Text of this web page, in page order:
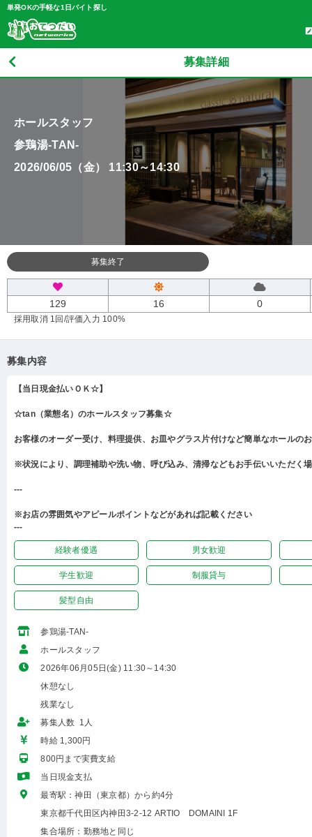
単発OKの手軽な1日バイト探し
募集詳細
ホールスタッフ
参鶏湯-TAN-
2026/06/05（金） 11:30～14:30
募集終了
129 16 0
採用取消 1回 /評価入力 100%
募集内容
【当日現金払いＯＫ☆】
☆tan（業態名）のホールスタッフ募集☆
お客様のオーダー受け、料理提供、お皿やグラス片付けなど簡単なホールの
※状況により、調理補助や洗い物、呼び込み、清掃などもお手伝いいただく
---
※お店の雰囲気やアピールポイントなどがあれば記載ください
---
経験者優遇 男女歓迎
学生歓迎 制服貸与
髪型自由
参鶏湯-TAN-
ホールスタッフ
2026年06月05日(金) 11:30～14:30
休憩なし
残業なし
募集人数 1人
時給 1,300円
800円まで実費支給
当日現金支払
最寄駅：神田（東京都）から約4分
東京都千代田区内神田3-2-12 ARTIO DOMAINI 1F
集合場所：勤務地と同じ